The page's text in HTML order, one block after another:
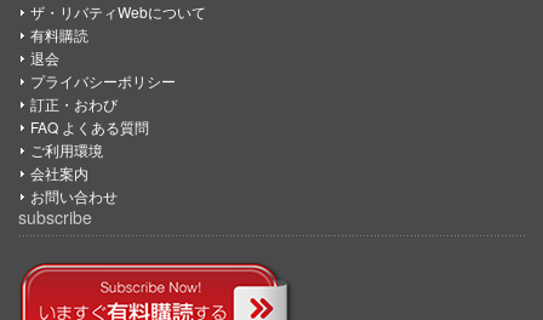
ザ・リバティWebについて
有料購読
退会
プライバシーポリシー
訂正・おわび
FAQ よくある質問
ご利用環境
会社案内
お問い合わせ
subscribe